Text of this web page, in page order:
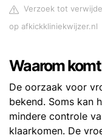
Verzoek tot
op afkickkliniekwijzer.nl
Waarom
De oorzaak voor
bekend. Soms kan
mindere controle
klaarkomen. De